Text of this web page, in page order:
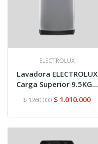
ELECTROLUX
Lavadora ELECTROLUX
Carga Superior 9.5KG...
$ 1.260.000 $ 1.010.000